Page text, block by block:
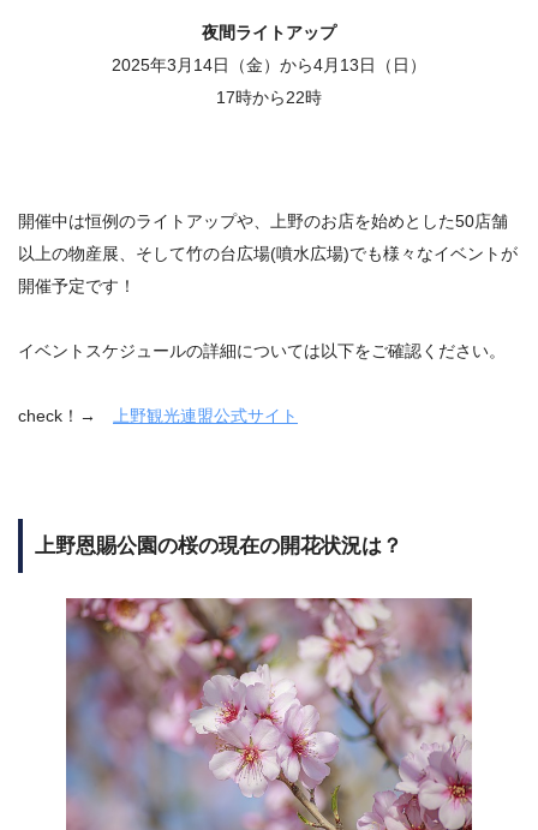
夜間ライトアップ
2025年3月14日（金）から4月13日（日）
17時から22時
開催中は恒例のライトアップや、上野のお店を始めとした50店舗
以上の物産展、そして竹の台広場(噴水広場)でも様々なイベントが
開催予定です！
イベントスケジュールの詳細については以下をご確認ください。
check！→ 上野観光連盟公式サイト
上野恩賜公園の桜の現在の開花状況は？